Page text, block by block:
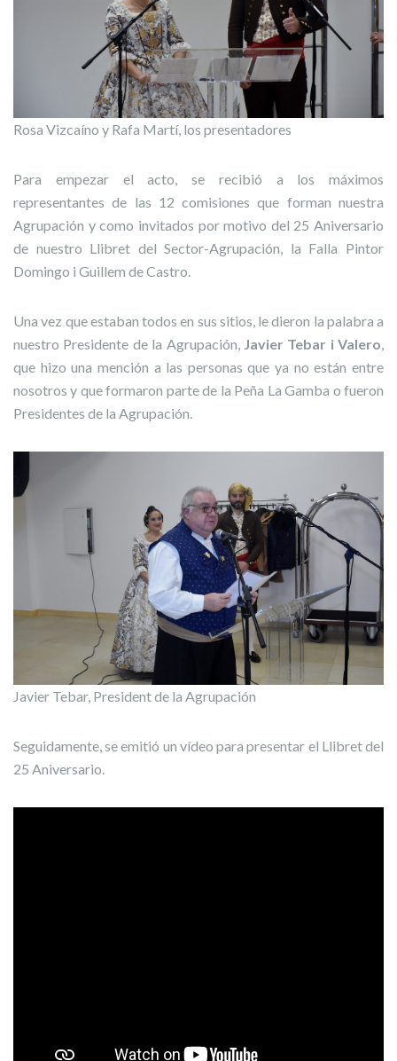
Rosa Vizcaíno y Rafa Martí, los presentadores
Para empezar el acto, se recibió a los máximos
representantes de las 12 comisiones que forman nuestra
Agrupación y como invitados por motivo del 25 Aniversario
de nuestro Llibret del Sector-Agrupación, la Falla Pintor
Domingo i Guillem de Castro.
Una vez que estaban todos en sus sitios, le dieron la palabra a
nuestro Presidente de la Agrupación, Javier Tebar i Valero
que hizo una mención a las personas que ya no están entre
nosotros y que formaron parte de la Peña La Gamba o fueron
Presidentes de la Agrupación.
Javier Tebar, President de la Agrupación
Seguidamente, se emitió un vídeo para presentar el Llibret del
25 Aniversario.